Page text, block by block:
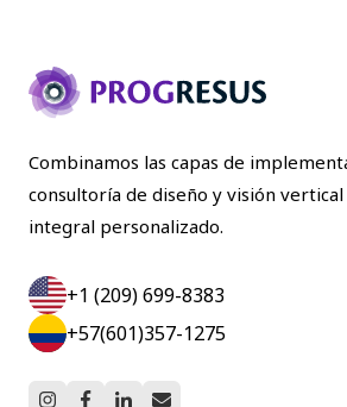
Combinamos las capas de
consultoría de diseño y visión
integral personalizado.
+1 (209) 699-8383
+57(601)357-1275